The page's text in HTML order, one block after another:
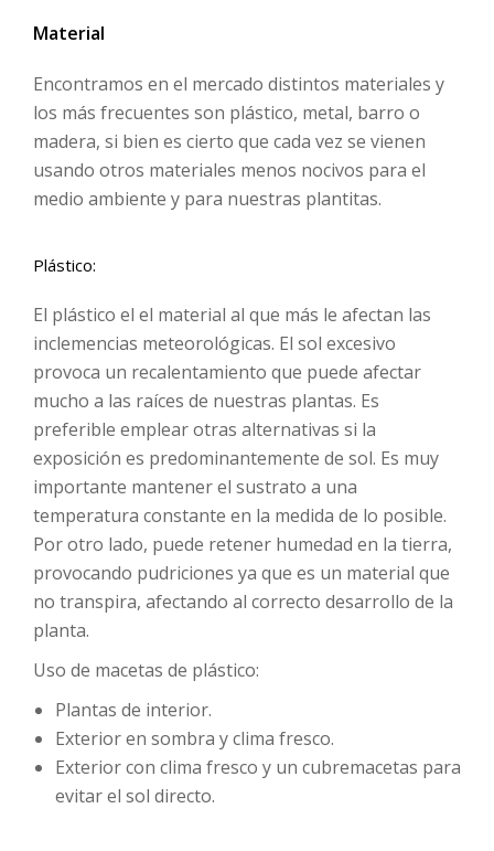
Material
Encontramos en el mercado distintos materiales y
los más frecuentes son plástico, metal, barro o
madera, si bien es cierto que cada vez se vienen
usando otros materiales menos nocivos para el
medio ambiente y para nuestras plantitas.
Plástico:
El plástico el el material al que más le afectan las
inclemencias meteorológicas. El sol excesivo
provoca un recalentamiento que puede afectar
mucho a las raíces de nuestras plantas. Es
preferible emplear otras alternativas si la
exposición es predominantemente de sol. Es muy
importante mantener el sustrato a una
temperatura constante en la medida de lo posible.
Por otro lado, puede retener humedad en la tierra,
provocando pudriciones ya que es un material que
no transpira, afectando al correcto desarrollo de la
planta.
Uso de macetas de plástico:
Plantas de interior.
Exterior en sombra y clima fresco.
Exterior con clima fresco y un cubremacetas para
evitar el sol directo.